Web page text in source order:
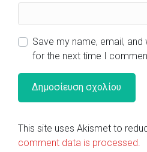
Save my name, email,
for the next time I
This site uses Akismet to
comment data is processed.